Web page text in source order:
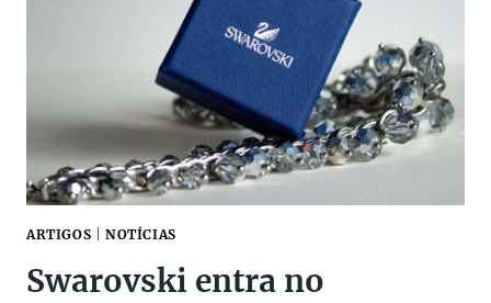
RECICLADOS!
ARTIGOS NOTÍCIAS
Swarovski entra no